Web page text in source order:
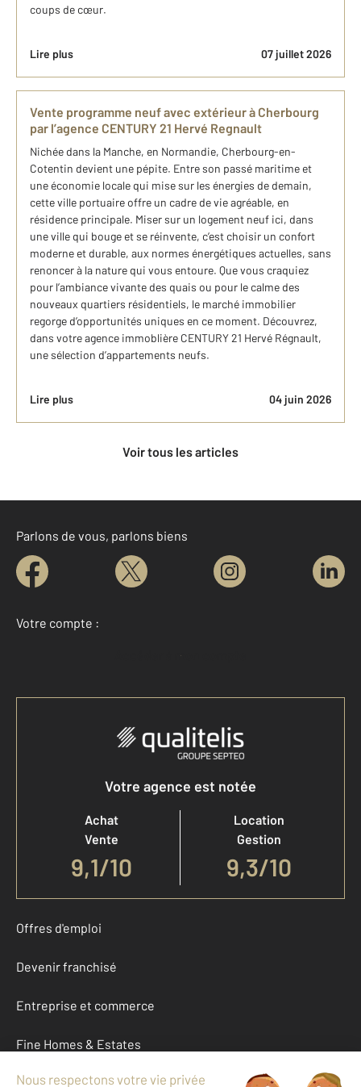
coups de cœur.
Lire plus 07 juillet 2026
Vente programme neuf avec extérieur à Cherbourg
par l’agence CENTURY 21 Hervé Regnault
Nichée dans la Manche, en Normandie, Cherbourg-en-
Cotentin devient une pépite. Entre son passé maritime et
une économie locale qui mise sur les énergies de demain,
cette ville portuaire offre un cadre de vie agréable, en
résidence principale. Miser sur un logement neuf ici, dans
une ville qui bouge et se réinvente, c’est choisir un confort
moderne et durable, aux normes énergétiques actuelles, sans
renoncer à la nature qui vous entoure. Que vous craquiez
pour l’ambiance vivante des quais ou pour le calme des
nouveaux quartiers résidentiels, le marché immobilier
regorge d’opportunités uniques en ce moment. Découvrez,
dans votre agence immoblière CENTURY 21 Hervé Régnault,
une sélection d’appartements neufs.
Lire plus 04 juin 2026
Voir tous les articles
Parlons de vous, parlons biens
Votre compte :
Accéder à mon compte
Votre agence est notée
Achat
Vente
9,1/10
Location
Gestion
9,3/10
Offres d'emploi
Devenir franchisé
Entreprise et commerce
Fine Homes & Estates
À propos